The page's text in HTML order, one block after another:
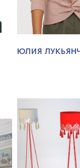
ЮЛИЯ